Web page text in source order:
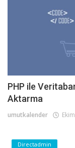
PHP ile
Aktarma
umutkalender
Directadmin